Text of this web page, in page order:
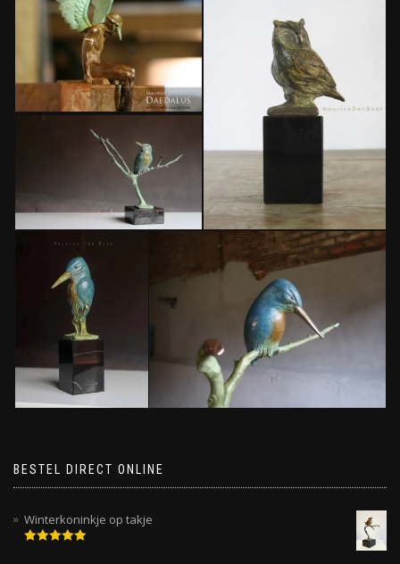
BESTEL DIRECT ONLINE
Winterkoninkje op takje